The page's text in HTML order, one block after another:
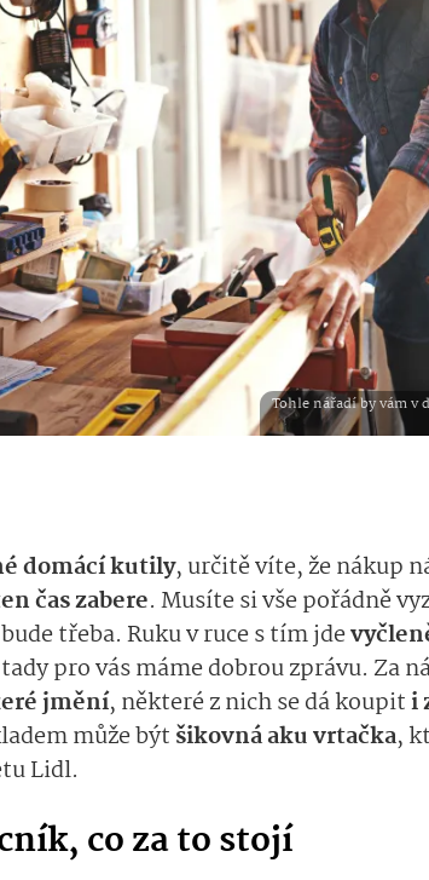
Tohle nářadí by vám v
domácí kutily, určitě víte, že nákup
čas zabere. Musíte si vše pořádně
třeba. Ruku v ruce s tím jde
pro vás máme dobrou zprávu. Za
jmění, některé z nich se dá koupiti
může být šikovná aku vrtačka,
Lidl.
co za to stojí